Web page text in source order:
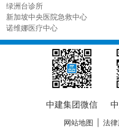
绿洲台诊所
新加坡中央医院急救中心
诺维娜医疗中心
中建集团微信
网站地图 法